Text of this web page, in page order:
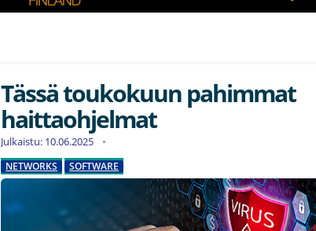
Tässä toukokuun pahimmat
haittaohjelmat
Julkaistu: 10.06.2025
NETWORKS SOFTWARE